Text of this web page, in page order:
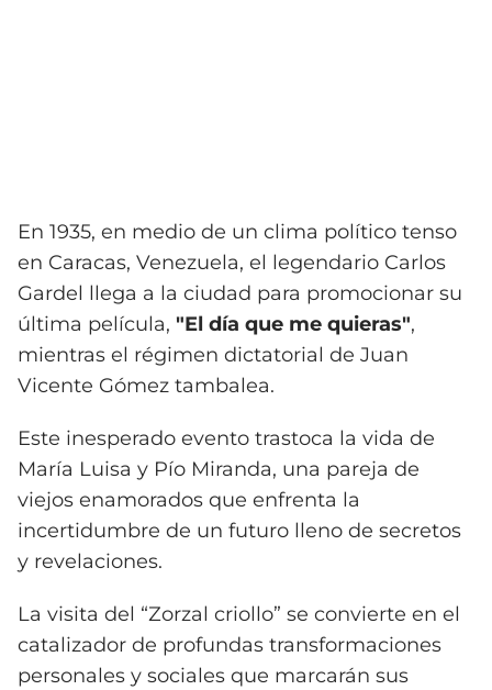
En 1935, en medio de un clima político tenso
en Caracas, Venezuela, el legendario Carlos
Gardel llega a la ciudad para promocionar su
última película, "El día que me quieras",
mientras el régimen dictatorial de Juan
Vicente Gómez tambalea.
Este inesperado evento trastoca la vida de
María Luisa y Pío Miranda, una pareja de
viejos enamorados que enfrenta la
incertidumbre de un futuro lleno de secretos
y revelaciones.
La visita del “Zorzal criollo” se convierte en el
catalizador de profundas transformaciones
personales y sociales que marcarán sus